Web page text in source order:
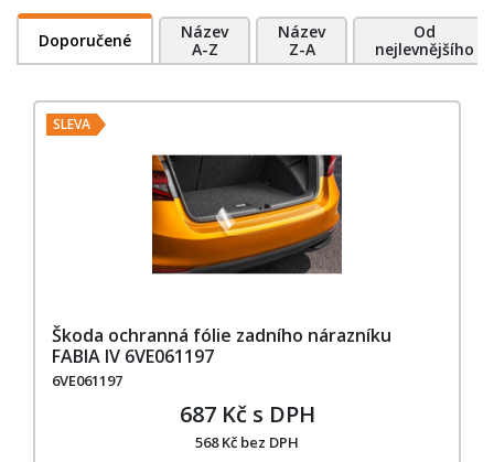
Doporučené
Název
A-Z
Název
Z-A
Od
nejlevnějšího
SLEVA
Škoda ochranná fólie zadního nárazníku
FABIA IV 6VE061197
6VE061197
687 Kč s DPH
568 Kč bez DPH